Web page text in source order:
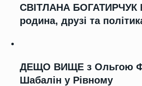
СВІТЛАНА БОГАТИРЧУК
родина, друзі та
ДЕЩО ВИЩЕ з Ольгою
Шабалін у Рівному